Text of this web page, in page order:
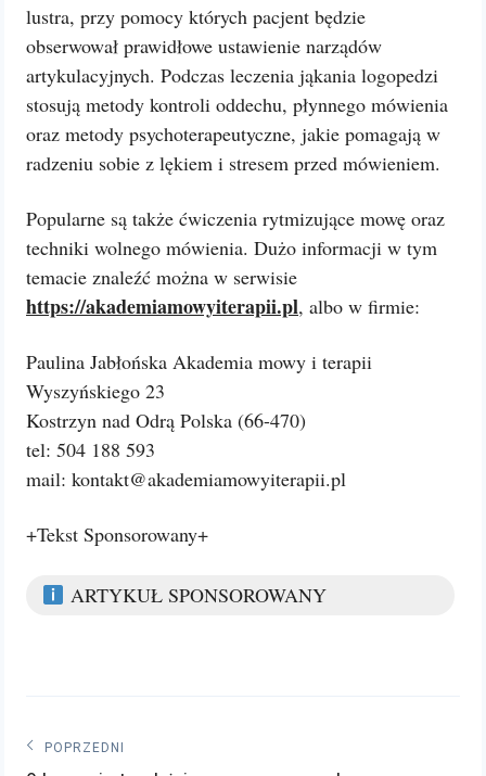
lustra, przy pomocy których pacjent będzie
obserwował prawidłowe ustawienie narządów
artykulacyjnych. Podczas leczenia jąkania logopedzi
stosują metody kontroli oddechu, płynnego mówienia
oraz metody psychoterapeutyczne, jakie pomagają w
radzeniu sobie z lękiem i stresem przed mówieniem.
Popularne są także ćwiczenia rytmizujące mowę oraz
techniki wolnego mówienia. Dużo informacji w tym
temacie znaleźć można w serwisie
https://akademiamowyiterapii.pl, albo w firmie:
Paulina Jabłońska Akademia mowy i terapii
Wyszyńskiego 23
Kostrzyn nad Odrą Polska (66-470)
tel: 504 188 593
mail: kontakt@akademiamowyiterapii.pl
+Tekst Sponsorowany+
ARTYKUŁ SPONSOROWANY
Nawigacja
POPRZEDNI